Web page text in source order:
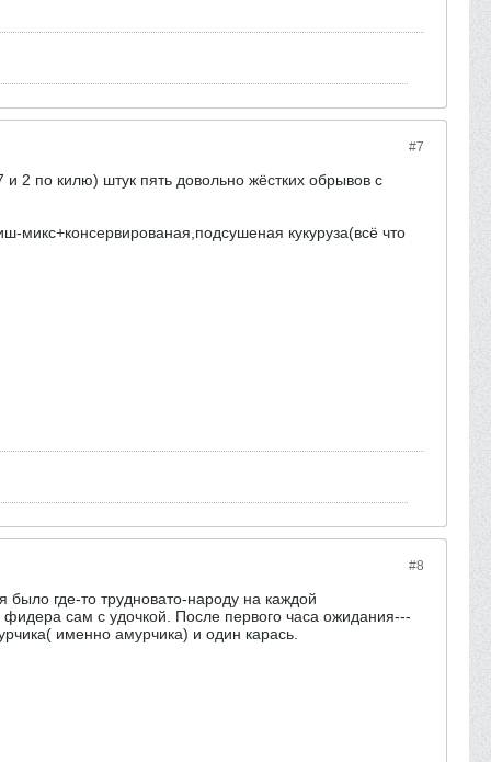
#7
2 по килю) штук пять довольно жёстких обрывов с
кукуруза(всё что
#8
было где-то трудновато-народу на каждой
сам с удочкой. После первого часа ожидания---
именно амурчика) и один карась.